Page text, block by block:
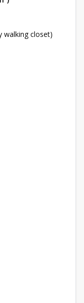
walking closet)